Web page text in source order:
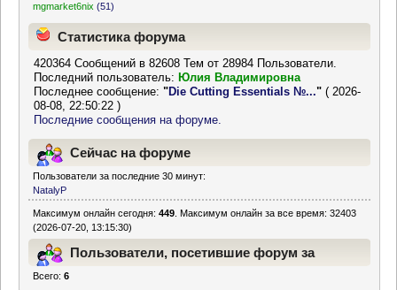
mgmarket6nix (51)
Статистика форума
420364 Сообщений в 82608 Тем от 28984 Пользователи.
Последний пользователь: Юлия Владимировна
Последнее сообщение:"Die Cutting Essentials №..." ( 2026-
08-08, 22:50:22 )
Последние сообщения на форуме.
Сейчас на форуме
Пользователи за последние 30 минут:
NatalyP
Максимум онлайн сегодня:449 . Максимум онлайн за все время: 32403
(2026-07-20, 13:15:30)
Пользователи, посетившие форум за
Всего:6